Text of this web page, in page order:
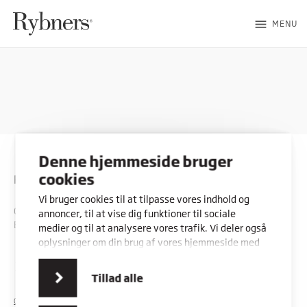
Denne hjemmeside bruger
cookies
Vi bruger cookies til at tilpasse vores indhold og
annoncer, til at vise dig funktioner til sociale
medier og til at analysere vores trafik. Vi deler også
oplysninger om din brug af vores hjemmeside med
vores partnere inden for sociale medier,
annonceringspartnere og analysepartnere. Vores
partnere kan kombinere disse data med andre
oplysninger, du har givet dem, eller som de har
Tillad alle
menu MENU
Rybners
CVR: 45357716
EAN: 5798000553842
COOKIES